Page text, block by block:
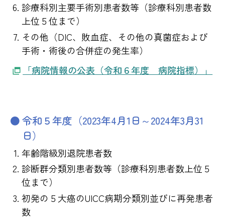
診療科別主要手術別患者数等（診療科別患者数
上位５位まで）
その他（DIC、敗血症、その他の真菌症および
手術・術後の合併症の発生率）
「病院情報の公表（令和６年度 病院指標）」
令和５年度（2023年4月1日～2024年3月31
日）
年齢階級別退院患者数
診断群分類別患者数等（診療科別患者数上位５
位まで）
初発の５大癌のUICC病期分類別並びに再発患者
数